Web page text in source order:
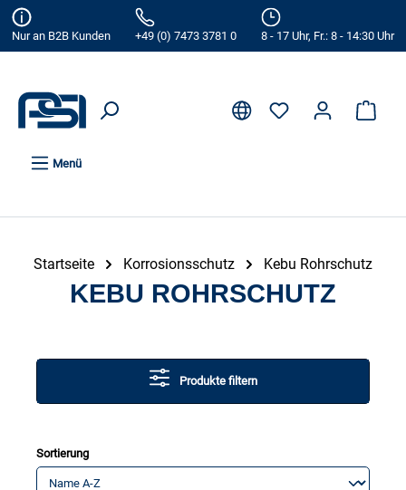
springen
Nur an B2B Kunden
+49 (0) 7473 3781 0 8 - 17 Uhr, Fr.: 8 - 14:30 Uhr
Menü
Startseite Korrosionsschutz Kebu Rohrschutz
KEBU ROHRSCHUTZ
Produkte filtern
Sortierung